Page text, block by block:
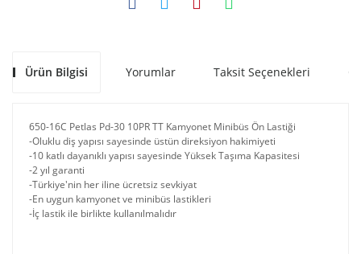
Ürün Bilgisi Yorumlar Taksit Seçenekleri
650-16C Petlas Pd-30 10PR TT Kamyonet Minibüs Ön Lastiği
-Oluklu diş yapısı sayesinde üstün direksiyon hakimiyeti
-10 katlı dayanıklı yapısı sayesinde Yüksek Taşıma Kapasitesi
-2 yıl garanti
-Türkiye'nin her iline ücretsiz sevkiyat
-En uygun kamyonet ve minibüs lastikleri
-İç lastik ile birlikte kullanılmalıdır